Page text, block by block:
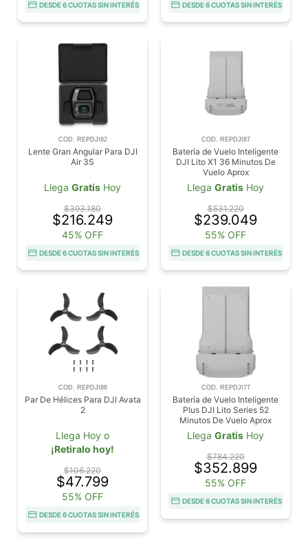
DESDE 6 CUOTAS SIN INTERÉS DESDE 6 CUOTAS SIN INTERÉS
COD. REPDJI82
Lente Gran Angular Para DJI
Air 3S
Llega Gratis Hoy
$393.180
$216.249
45% OFF
DESDE 6 CUOTAS SIN INTERÉS
COD. REPDJI87
Batería de Vuelo Inteligente
DJI Lito X1 36 Minutos De
Vuelo Aprox
Llega Gratis Hoy
$531.220
$239.049
55% OFF
DESDE 6 CUOTAS SIN INTERÉS
COD. REPDJI86
Par De Hélices Para DJI Avata
2
Llega Hoy o
¡Retiralo hoy!
$106.220
$47.799
55% OFF
DESDE 6 CUOTAS SIN INTERÉS
COD. REPDJI77
Batería de Vuelo Inteligente
Plus DJI Lito Series 52
Minutos De Vuelo Aprox
Llega Gratis Hoy
$784.220
$352.899
55% OFF
DESDE 6 CUOTAS SIN INTERÉS